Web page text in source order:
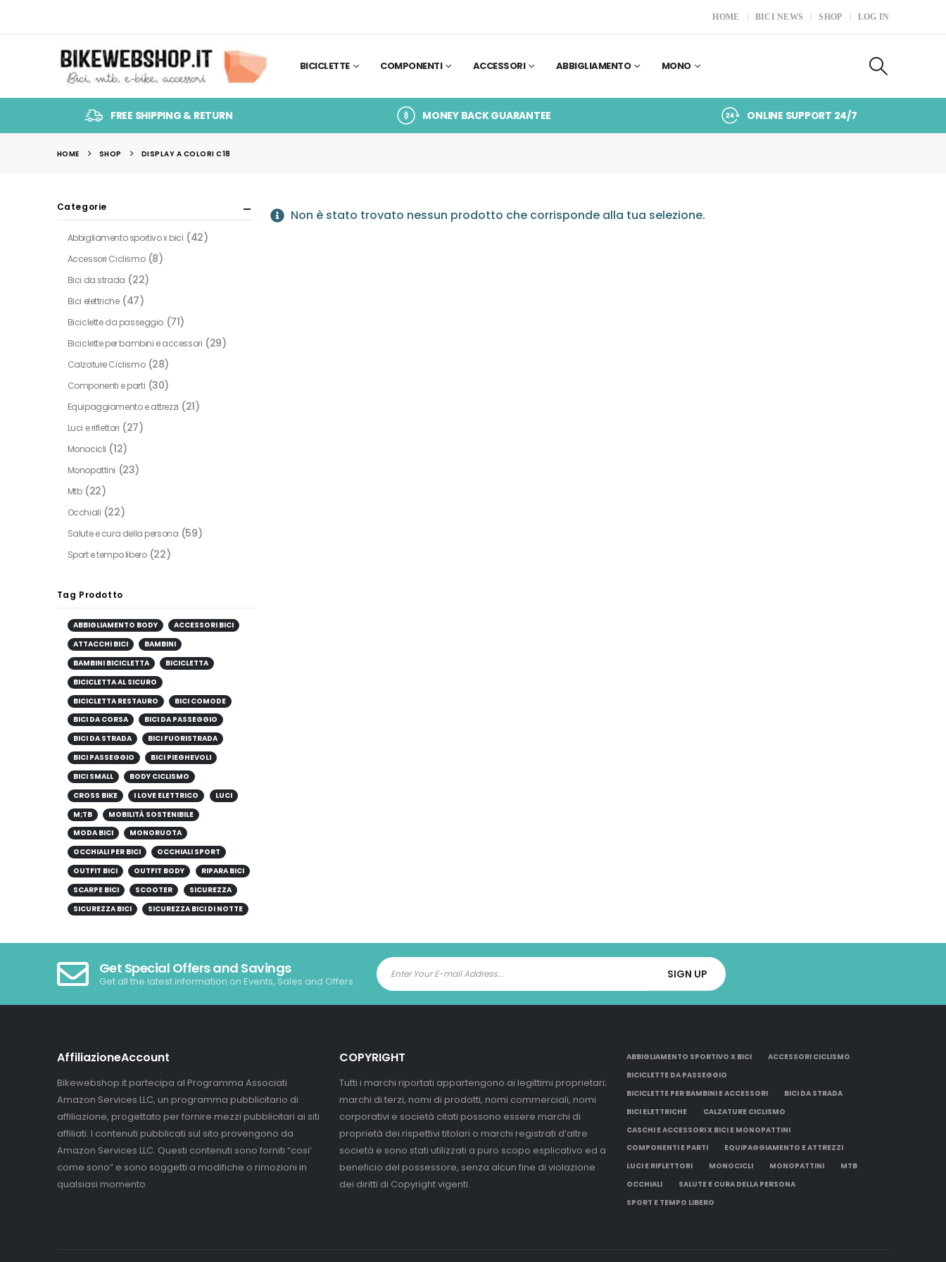
HOME BICI NEWS SHOP LOG IN
BICICLETTE COMPONENTI ACCESSORI ABBIGLIAMENTO MONO
FREE SHIPPING & RETURN MONEY BACK GUARANTEE ONLINE SUPPORT 24/7
HOME SHOP DISPLAY A COLORI C18
Non è stato trovato nessun prodotto che corrisponde alla tua selezione.
Categorie
Abbigliamento sportivo x bici (42)
Accessori Ciclismo (8)
Bici da strada (22)
Bici elettriche (47)
Biciclette da passeggio (71)
Biciclette per bambini e accessori (29)
Calzature Ciclismo (28)
Componenti e parti (30)
Equipaggiamento e attrezzi (21)
Luci e riflettori (27)
Monocicli (12)
Monopattini (23)
Mtb (22)
Occhiali (22)
Salute e cura della persona (59)
Sport e tempo libero (22)
Tag Prodotto
ABBIGLIAMENTO BODY
ACCESSORI BICI
ATTACCHI BICI
BAMBINI
BAMBINI BICICLETTA
BICICLETTA
BICICLETTA AL SICURO
BICICLETTA RESTAURO
BICI COMODE
BICI DA CORSA
BICI DA PASSEGGIO
BICI DA STRADA
BICI FUORISTRADA
BICI PASSEGGIO
BICI PIEGHEVOLI
BICI SMALL
BODY CICLISMO
CROSS BIKE
I LOVE ELETTRICO
LUCI
M;TB
MOBILITÀ SOSTENIBILE
MODA BICI
MONORUOTA
OCCHIALI PER BICI
OCCHIALI SPORT
OUTFIT BICI
OUTFIT BODY
RIPARA BICI
SCARPE BICI
SCOOTER
SICUREZZA
SICUREZZA BICI
SICUREZZA BICI DI NOTTE
Get Special Offers and Savings
Get all the latest information on Events, Sales and Offers.
AffiliazioneAccount
Bikewebshop.it partecipa al Programma Associati
Amazon Services LLC, un programma pubblicitario di
affiliazione, progettato per fornire mezzi pubblicitari ai siti
affiliati. I contenuti pubblicati sul sito provengono da
Amazon Services LLC. Questi contenuti sono forniti “cosi’
come sono” e sono soggetti a modifiche o rimozioni in
qualsiasi momento.
COPYRIGHT
Tutti i marchi riportati appartengono ai legittimi proprietari;
marchi di terzi, nomi di prodotti, nomi commerciali, nomi
corporativi e società citati possono essere marchi di
proprietà dei rispettivi titolari o marchi registrati d’altre
società e sono stati utilizzati a puro scopo esplicativo ed a
beneficio del possessore, senza alcun fine di violazione
dei diritti di Copyright vigenti.
ABBIGLIAMENTO SPORTIVO X BICI
ACCESSORI CICLISMO
BICICLETTE DA PASSEGGIO
BICICLETTE PER BAMBINI E ACCESSORI
BICI DA STRADA
BICI ELETTRICHE
CALZATURE CICLISMO
CASCHI E ACCESSORI X BICI E MONOPATTINI
COMPONENTI E PARTI
EQUIPAGGIAMENTO E ATTREZZI
LUCI E RIFLETTORI
MONOCICLI MONOPATTINI
MTB
OCCHIALI
SALUTE E CURA DELLA PERSONA
SPORT E TEMPO LIBERO